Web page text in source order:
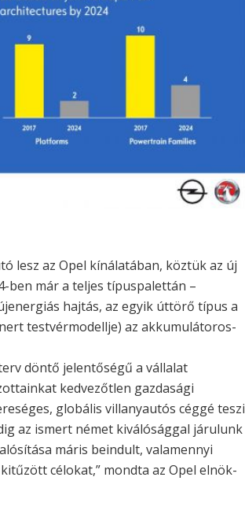
lesz az Opel kínálatában, köztük az új
ben már a teljes típuspalettán –
hajtás, az egyik úttörő típus a
testvérmodellje) az akkumulátoros-
döntő jelentőségű a vállalat
kedvezőtlen gazdasági
globális villanyautós céggé teszi
az ismert német kiválósággal járulunk
máris beindult, valamennyi
célokat,” mondta az Opel elnök-